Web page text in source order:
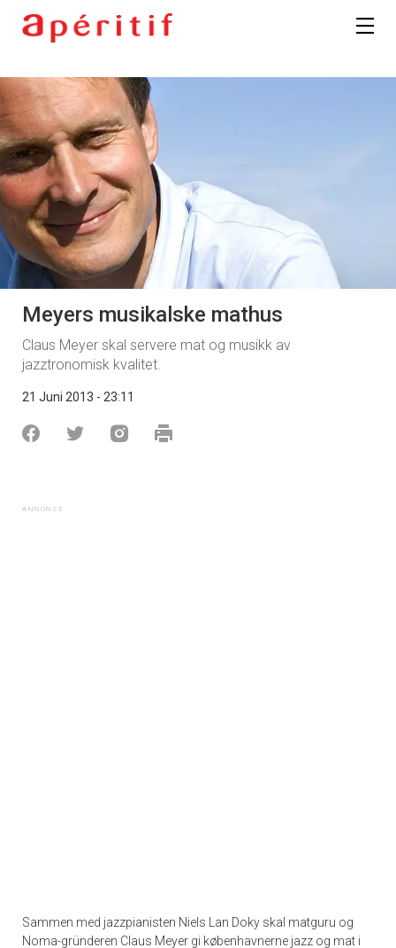
Meyers musikalske mathus
Claus Meyer skal servere mat og musikk av
jazztronomisk kvalitet.
21 Juni 2013 - 23:11
Sammen med jazzpianisten Niels Lan Doky skal matguru og
Noma-gründeren Claus Meyer gi københavnerne jazz og mat i